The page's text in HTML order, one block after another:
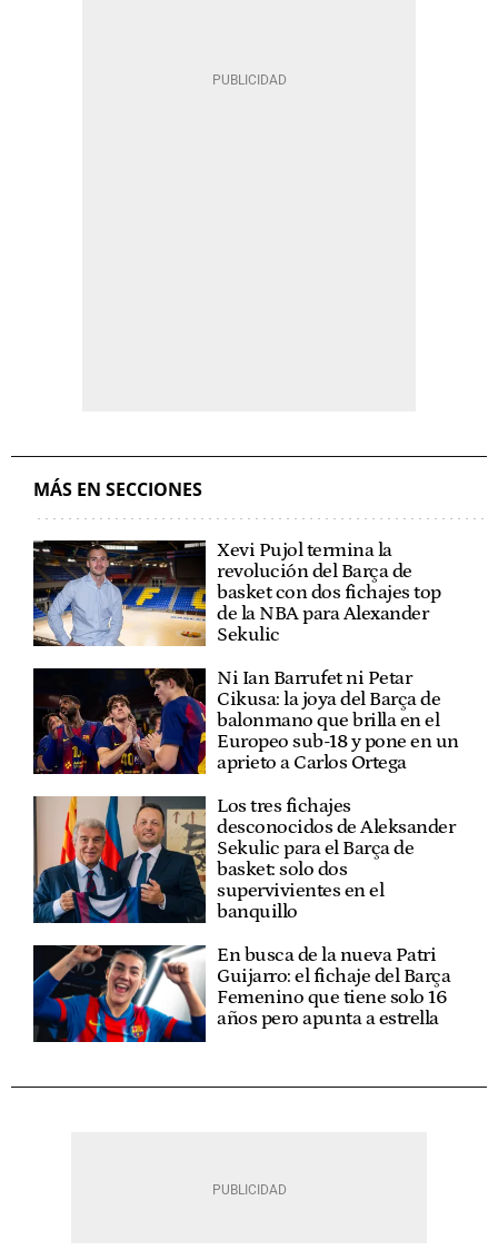
MÁS EN SECCIONES
Xevi Pujol termina la
revolución del Barça de
basket con dos fichajes top
de la NBA para Alexander
Sekulic
Ni Ian Barrufet ni Petar
Cikusa: la joya del Barça de
balonmano que brilla en el
Europeo sub-18 y pone en un
aprieto a Carlos Ortega
Los tres fichajes
desconocidos de Aleksander
Sekulic para el Barça de
basket: solo dos
supervivientes en el
banquillo
En busca de la nueva Patri
Guijarro: el fichaje del Barça
Femenino que tiene solo 16
años pero apunta a estrella